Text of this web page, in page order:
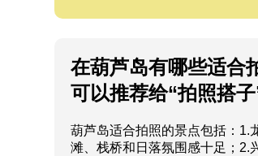
在葫芦岛有哪些适合
可以推荐给“拍照搭子
葫芦岛适合拍照的景点包括：
滩、栈桥和日落氛围感十足；